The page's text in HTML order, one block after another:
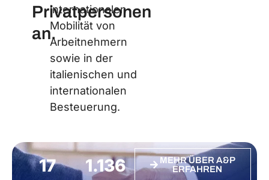
Privatpersonen
an.
internationalen
Mobilität von
Arbeitnehmern
sowie in der
italienischen und
internationalen
Besteuerung.
28 1.858
MEHR ÜBER A&P
ERFAHREN